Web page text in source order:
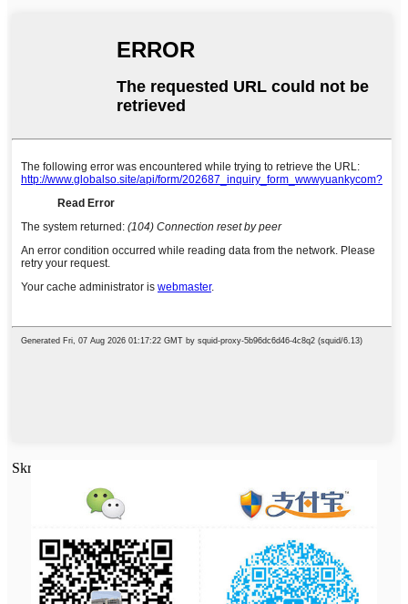
Skribu vian mesaĝon ĉi tie kaj sendu ĝin al ni